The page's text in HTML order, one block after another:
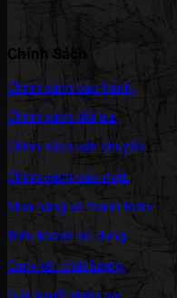
Chính Sách
Chính sách bảo hành.
Chính sách đổi trả.
Chính sách vận chuyển.
Chính sách bảo mật.
Mua hàng và thanh toán.
Điều khoản sử dụng.
Cam kết chất lượng.